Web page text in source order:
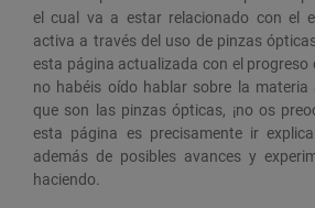
el cual va a estar relacionado con el
activa a través del uso de pinzas
esta página actualizada con el progreso
no habéis oído hablar sobre la
que son las pinzas ópticas, ¡no os
esta página es precisamente ir
además de posibles avances y
haciendo.